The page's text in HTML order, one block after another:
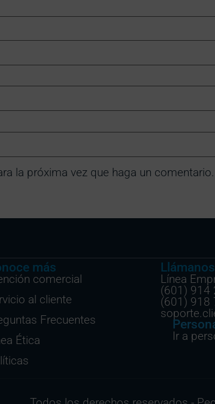
la próxima vez que haga un comentario.
más
comercial
al cliente
Frecuentes
Ética
Llámanos
Línea
(601) 914
(601) 918
Ir a